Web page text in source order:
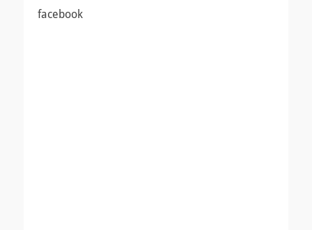
ー
facebook